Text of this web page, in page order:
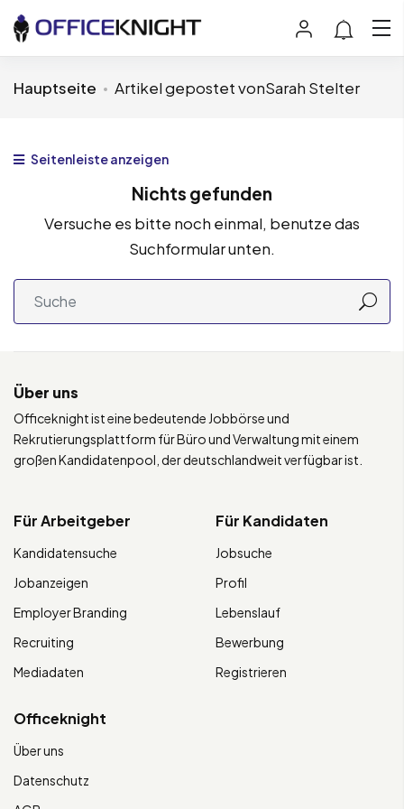
Hauptseite Artikel gepostet vonSarah Stelter
Seitenleiste anzeigen
Nichts gefunden
Versuche es bitte noch einmal, benutze das
Suchformular unten.
Über uns
Officeknight ist eine bedeutende Jobbörse und
Rekrutierungsplattform für Büro und Verwaltung mit einem
großen Kandidatenpool, der deutschlandweit verfügbar ist.
Für Arbeitgeber
Kandidatensuche
Jobanzeigen
Employer Branding
Recruiting
Mediadaten
Für Kandidaten
Jobsuche
Profil
Lebenslauf
Bewerbung
Registrieren
Officeknight
Über uns
Datenschutz